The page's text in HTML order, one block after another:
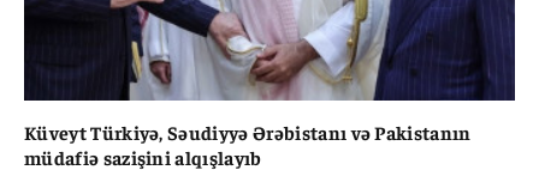
Küveyt Türkiyə, Səudiyyə Ərəbistanı və Pakistanın
müdafiə sazişini alqışlayıb